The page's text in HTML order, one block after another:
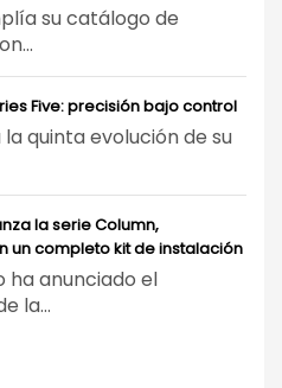
su catálogo de
Five: precisión bajo control
la quinta evolución de su
la serie Column,
un completo kit de instalación
ha anunciado el
la...